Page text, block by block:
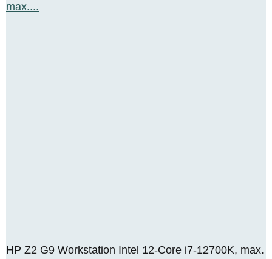
HP Z2 G9 Workstation Intel 12-Core i7-12700K, max.